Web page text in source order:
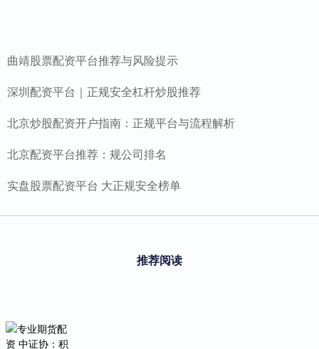
曲靖股票配资平台推荐与风险提示
深圳配资平台｜正规安全杠杆炒股推荐
北京炒股配资开户指南：正规平台与流程解析
北京配资平台推荐：规公司排名
实盘股票配资平台 大正规安全榜单
推荐阅读